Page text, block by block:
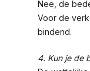
Nee, de
Voor de
bindend.
4. Kun je de